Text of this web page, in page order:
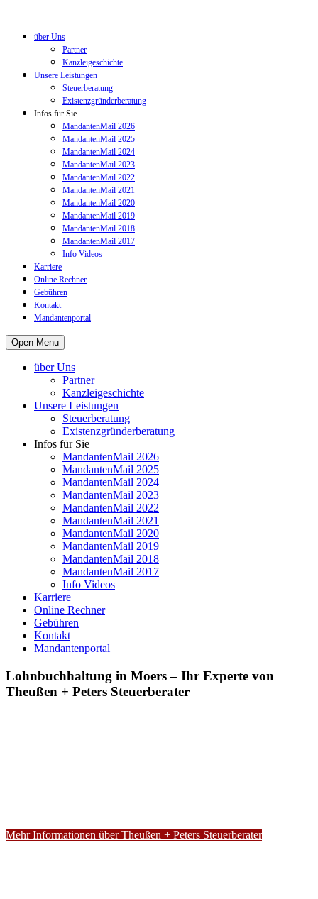
über Uns
Partner
Kanzleigeschichte
Unsere Leistungen
Steuerberatung
Existenzgründerberatung
Infos für Sie
MandantenMail 2026
MandantenMail 2025
MandantenMail 2024
MandantenMail 2023
MandantenMail 2022
MandantenMail 2021
MandantenMail 2020
MandantenMail 2019
MandantenMail 2018
MandantenMail 2017
Info Videos
Karriere
Online Rechner
Gebühren
Kontakt
Mandantenportal
Open Menu
über Uns
Partner
Kanzleigeschichte
Unsere Leistungen
Steuerberatung
Existenzgründerberatung
Infos für Sie
MandantenMail 2026
MandantenMail 2025
MandantenMail 2024
MandantenMail 2023
MandantenMail 2022
MandantenMail 2021
MandantenMail 2020
MandantenMail 2019
MandantenMail 2018
MandantenMail 2017
Info Videos
Karriere
Online Rechner
Gebühren
Kontakt
Mandantenportal
Lohnbuchhaltung in Moers – Ihr Experte von
Theußen + Peters Steuerberater
Mehr Informationen über Theußen + Peters Steuerberater